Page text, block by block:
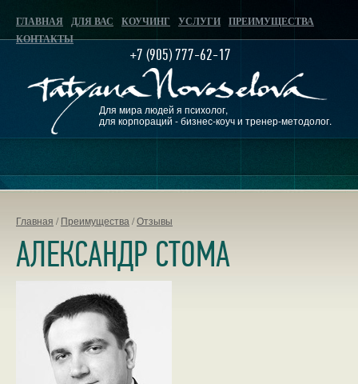
ГЛАВНАЯ ДЛЯ ВАС КОУЧИНГ УСЛУГИ
ПРЕИМУЩЕСТВА
КОНТАКТЫ
Для мира людей я психолог,
для корпораций - бизнес-коуч и тренер-методолог.
+7 (905) 777-62-17
Главная /Преимущества /Отзывы
АЛЕКСАНДР СТОМА